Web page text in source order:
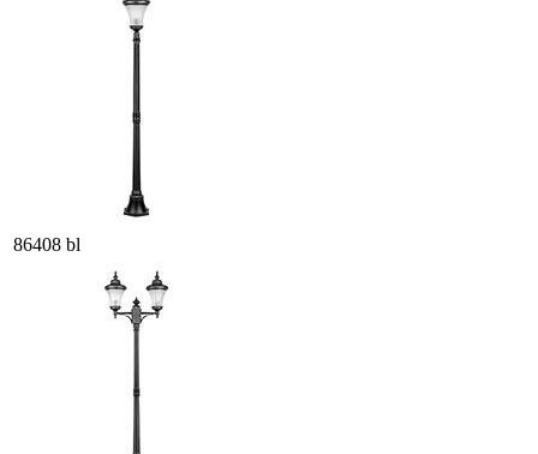
86408 bl